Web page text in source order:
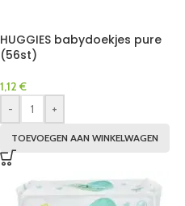
HUGGIES babydoekjes pure
(56st)
1,12 €
-
+
TOEVOEGEN AAN WINKELWAGEN